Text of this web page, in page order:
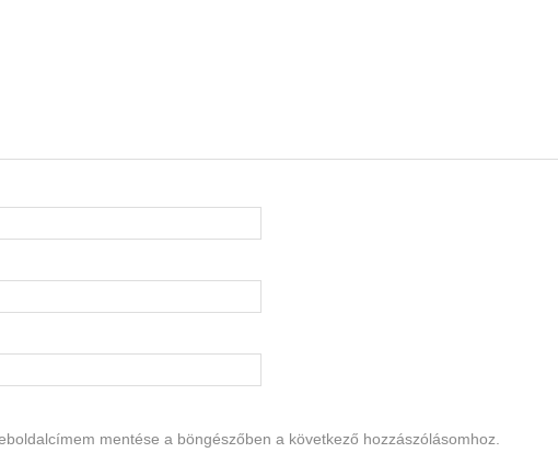
mentése a böngészőben a következő hozzászólásomhoz.